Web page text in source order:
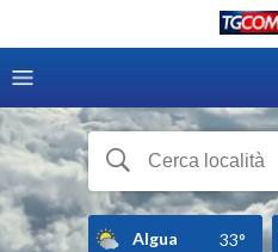
Algua 33°